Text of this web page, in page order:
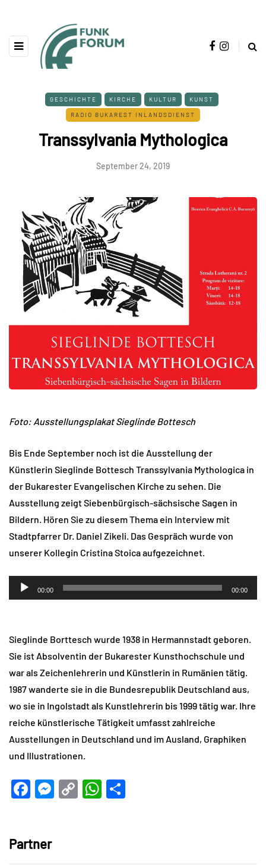
GESCHICHTE KIRCHE KULTUR KUNST
RADIO BUKAREST INLANDSDIENST
Transsylvania Mythologica
September 24, 2019
Foto: Ausstellungsplakat Sieglinde Bottesch
Bis Ende September noch ist die Ausstellung der
Künstlerin Sieglinde Bottesch Transsylvania Mythologica in
der Bukarester Evangelischen Kirche zu sehen. Die
Ausstellung zeigt Siebenbürgisch-sächsische Sagen in
Bildern. Hören Sie zu diesem Thema ein Interview mit
Stadtpfarrer Dr. Daniel Zikeli. Das Gespräch wurde von
unserer Kollegin Cristina Stoica aufgezeichnet.
Audio-
Player
00:00 00:00
Sieglinde Borttesch wurde 1938 in Hermannstadt geboren.
Sie ist Absolventin der Bukarester Kunsthochschule und
war als Zeichenlehrerin und Künstlerin in Rumänien tätig.
1987 wanderte sie in die Bundesrepublik Deutschland aus,
wo sie in Ingolstadt als Kunstlehrerin bis 1999 tätig war. Ihre
reiche künstlerische Tätigkeit umfasst zahlreiche
Ausstellungen in Deutschland und im Ausland, Graphiken
und Illustrationen.
Facebook
Messenger
CopyWhatsApp
Partner